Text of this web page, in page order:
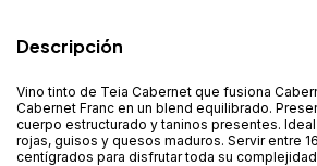
Descripción
Vino tinto de Teia Cabernet que fusiona
Cabernet Franc en un blend equilibrado.
cuerpo estructurado y taninos presentes.
rojas, guisos y quesos maduros. Servir entre
centígrados para disfrutar toda su